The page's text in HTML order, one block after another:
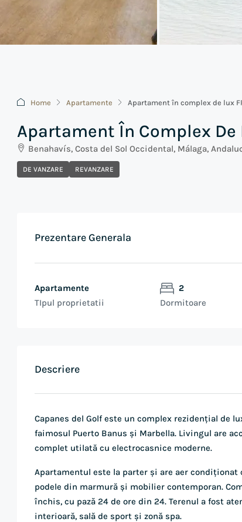
Home Apartamente Apartament în complex de lux
Apartament În Complex De
Benahavís, Costa del Sol Occidental, Málaga,
DE VANZARE REVANZARE
Prezentare Generala
Apartamente
TIpul proprietatii
2
Dormitoare
Descriere
Capanes del Golf este un complex rezidențial de
faimosul Puerto Banus și Marbella. Livingul are
complet utilată cu electrocasnice moderne.
Apartamentul este la parter și are aer
podele din marmură și mobilier contemporan.
închis, cu pază 24 de ore din 24. Terenul a fost
interioară, sală de sport și zonă spa.